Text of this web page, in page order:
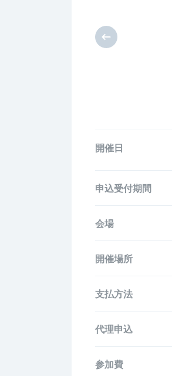
開催日
申込受付期間
会場
開催場所
支払方法
代理申込
参加費